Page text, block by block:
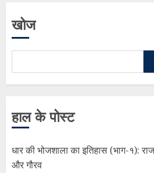
खोज
हाल के पोस्ट
धार की भोजशाला का इतिहास (भाग-१):
और गौरव